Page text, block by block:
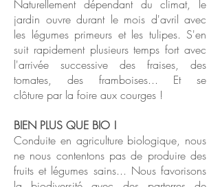
Naturellement dépendant du climat, le
jardin ouvre durant le mois d'avril avec
les légumes primeurs et les tulipes. S'en
suit rapidement plusieurs temps fort avec
l'arrivée successive des fraises, des
tomates, des framboises... Et se
clôture par la foire aux courges !
BIEN PLUS QUE BIO !
Conduite en agriculture biologique, nous
ne nous contentons pas de produire des
fruits et légumes sains... Nous favorisons